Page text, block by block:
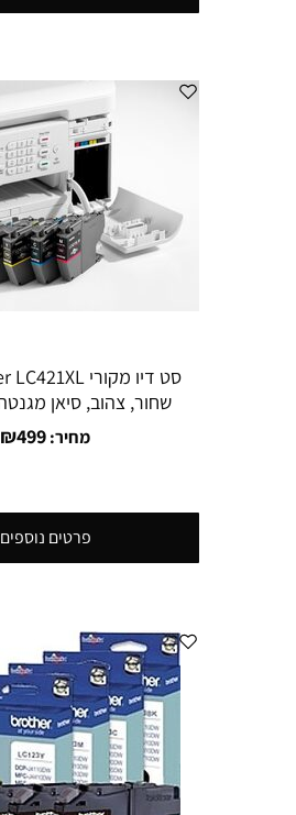
הדפסות
מחיר: ₪499
פרטים נוספים